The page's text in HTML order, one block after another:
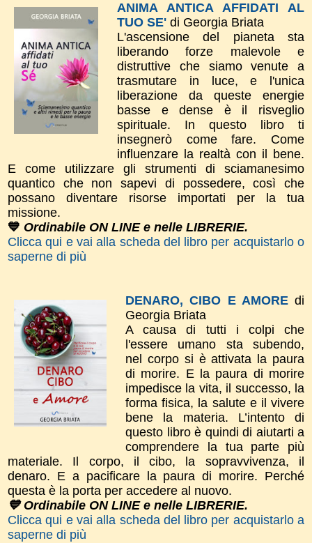
ANIMA ANTICA AFFIDATI AL
TUO SE' di Georgia Briata
L'ascensione del pianeta sta
liberando forze malevole e
distruttive che siamo venute a
trasmutare in luce, e l'unica
liberazione da queste energie
basse e dense è il risveglio
spirituale. In questo libro ti
insegnerò come fare. Come
influenzare la realtà con il bene.
E come utilizzare gli strumenti di sciamanesimo
quantico che non sapevi di possedere, così che
possano diventare risorse importati per la tua
missione.
💙 Ordinabile ON LINE e nelle LIBRERIE.
Clicca qui e vai alla scheda del libro per acquistarlo o
saperne di più
DENARO, CIBO E AMORE di
Georgia Briata
A causa di tutti i colpi che
l'essere umano sta subendo,
nel corpo si è attivata la paura
di morire. E la paura di morire
impedisce la vita, il successo, la
forma fisica, la salute e il vivere
bene la materia. L’intento di
questo libro è quindi di aiutarti a
comprendere la tua parte più
materiale. Il corpo, il cibo, la sopravvivenza, il
denaro. E a pacificare la paura di morire. Perché
questa è la porta per accedere al nuovo.
💙 Ordinabile ON LINE e nelle LIBRERIE.
Clicca qui e vai alla scheda del libro per acquistarlo a
saperne di più